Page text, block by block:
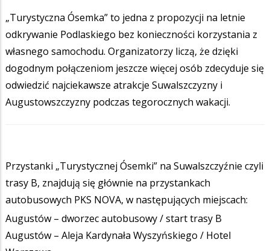
„Turystyczna Ósemka” to jedna z propozycji na letnie
odkrywanie Podlaskiego bez konieczności korzystania z
własnego samochodu. Organizatorzy liczą, że dzięki
dogodnym połączeniom jeszcze więcej osób zdecyduje się
odwiedzić najciekawsze atrakcje Suwalszczyzny i
Augustowszczyzny podczas tegorocznych wakacji.
Przystanki „Turystycznej Ósemki” na Suwalszczyźnie czyli
trasy B, znajdują się głównie na przystankach
autobusowych PKS NOVA, w następujących miejscach:
Augustów – dworzec autobusowy / start trasy B
Augustów – Aleja Kardynała Wyszyńskiego / Hotel